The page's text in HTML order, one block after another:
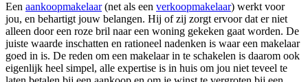
Een aankoopmakelaar(net als een verkoopmakelaar) werkt voor
jou, en behartigt jouw belangen. Hij of zij zorgt ervoor dat er niet
alleen door een roze bril naar een woning gekeken gaat worden. De
juiste waarde inschatten en rationeel nadenken is waar een makelaar
goed in is. De reden om een makelaar in te schakelen is daarom ook
eigenlijk heel simpel, alle expertise is in huis om jou niet teveel te